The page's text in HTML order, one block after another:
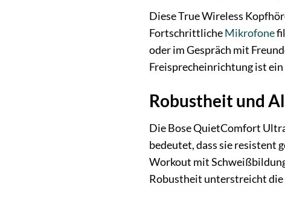
Diese True Wireless
FortschrittlicheMikrofone
oder im Gespräch mit
Freisprecheinrichtung ist
Robustheit und
Die Bose QuietComfort
bedeutet, dass sie resistent
Workout mit
Robustheit unterstreicht